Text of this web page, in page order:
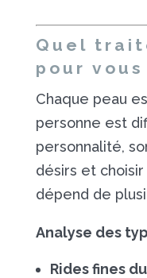
Quel
pour vous
Chaque peau
personne est
personnalité,
désirs et
dépend de
Analyse des
Rides fines